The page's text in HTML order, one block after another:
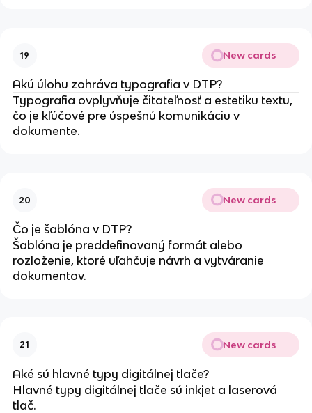
19 New cards
Akú úlohu zohráva typografia v DTP?
Typografia ovplyvňuje čitateľnosť a estetiku textu,
čo je kľúčové pre úspešnú komunikáciu v
dokumente.
20 New cards
Čo je šablóna v DTP?
Šablóna je preddefinovaný formát alebo
rozloženie, ktoré uľahčuje návrh a vytváranie
dokumentov.
21 New cards
Aké sú hlavné typy digitálnej tlače?
Hlavné typy digitálnej tlače sú inkjet a laserová
tlač.